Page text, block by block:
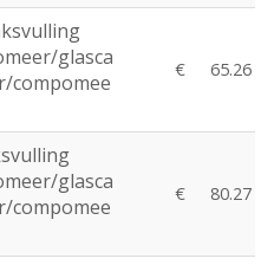
glasca
compomee
€ 65.26
glasca
compomee
€ 80.27